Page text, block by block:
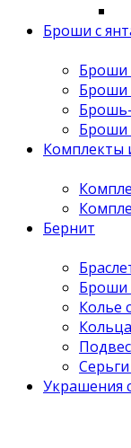
Броши с
Броши
Броши
Броши
Комплекты
Бернит
Броши
Колье
Украшения